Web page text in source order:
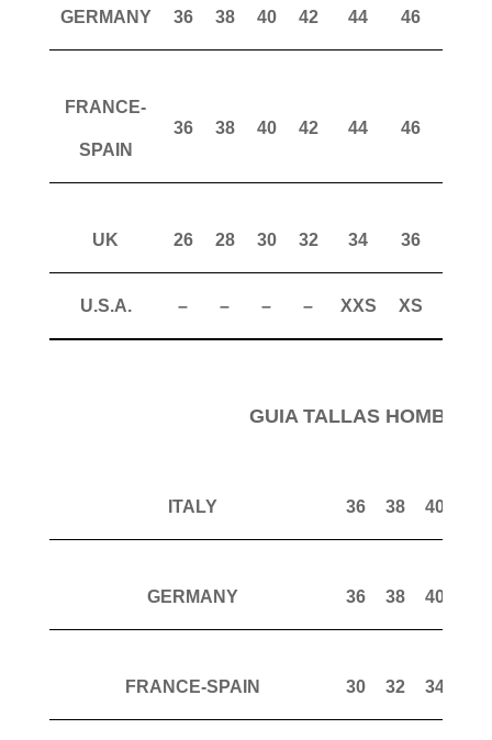
GERMANY 36 38 40 42 44 46
FRANCE-
SPAIN
36 38 40 42 44 46
UK 26 28 30 32 34 36
U.S.A. – – – – XXS XS
GUIA TALLAS HOMBRE
ITALY 36 38 40
GERMANY 36 38 40
FRANCE-SPAIN 30 32 34